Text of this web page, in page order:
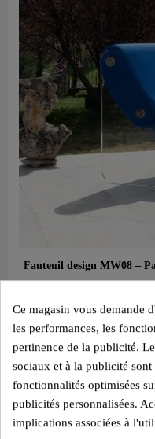
Ce magasin vous demande
les performances, les
pertinence de la publicité.
sociaux et à la publicité
fonctionnalités optimisées
publicités personnalisées.
implications associées à